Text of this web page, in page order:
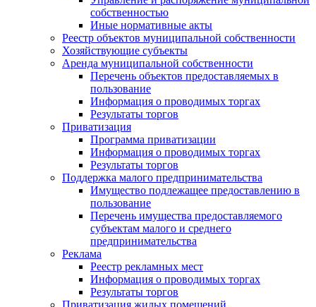
собственностью
Иные нормативные акты
Реестр объектов муниципальной собственности
Хозяйствующие субъекты
Аренда муниципальной собственности
Перечень объектов предоставляемых в
пользование
Информация о проводимых торгах
Результаты торгов
Приватизация
Программа приватизации
Информация о проводимых торгах
Результаты торгов
Поддержка малого предпринимательства
Имущество подлежащее предоставлению в
пользование
Перечень имущества предоставляемого
субъектам малого и среднего
предпринимательства
Реклама
Реестр рекламных мест
Информация о проводимых торгах
Результаты торгов
Приватизация жилых помещений